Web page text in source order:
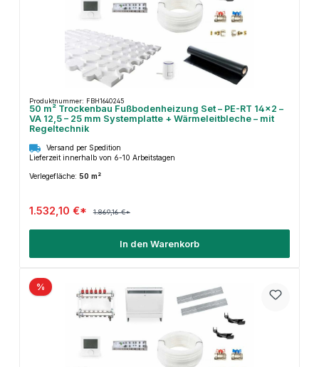
Produktnummer: FBH1640245
50 m² Trockenbau Fußbodenheizung Set – PE-RT 14×2 –
VA 12,5 – 25 mm Systemplatte + Wärmeleitbleche – mit
Regeltechnik
Versand per Spedition
Lieferzeit innerhalb von 6-10 Arbeitstagen
Verlegefläche: 50 m²
1.532,10 €* 1.869,16 €*
In den Warenkorb
%